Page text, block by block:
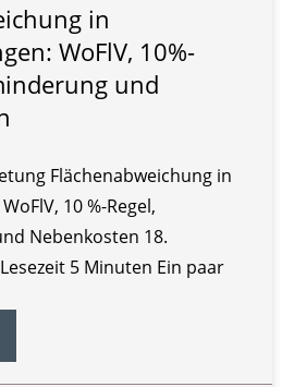
in
WoFlV, 10%-
und
Flächenabweichung in
10 %-Regel,
Nebenkosten 18.
5 Minuten Ein paar